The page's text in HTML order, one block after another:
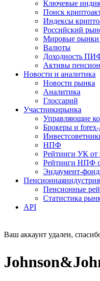
Ключевые
Поиск
Индексы
Российский
Мировые рынки
Валюты
Доходность
Активы
Новости и аналитика
Новости рынка
Аналитика
Глоссарий
Участникирынка
Управляющие
Брокеры и
НПФ
Рейтинги УК от
Рейтинги НПФ
Эндаумент-
Пенсионнаяиндустрия
Пенсионные
Статистика
API
Ваш аккаунт удален,